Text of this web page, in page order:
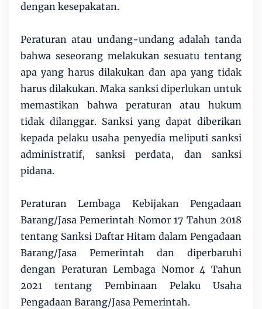
dengan kesepakatan.
Peraturan atau undang-undang adalah tanda
bahwa seseorang melakukan sesuatu tentang
apa yang harus dilakukan dan apa yang tidak
harus dilakukan. Maka sanksi diperlukan untuk
memastikan bahwa peraturan atau hukum
tidak dilanggar. Sanksi yang dapat diberikan
kepada pelaku usaha penyedia meliputi sanksi
administratif, sanksi perdata, dan sanksi
pidana.
Peraturan Lembaga Kebijakan Pengadaan
Barang/Jasa Pemerintah Nomor 17 Tahun 2018
tentang Sanksi Daftar Hitam dalam Pengadaan
Barang/Jasa Pemerintah dan diperbaruhi
dengan Peraturan Lembaga Nomor 4 Tahun
2021 tentang Pembinaan Pelaku Usaha
Pengadaan Barang/Jasa Pemerintah.